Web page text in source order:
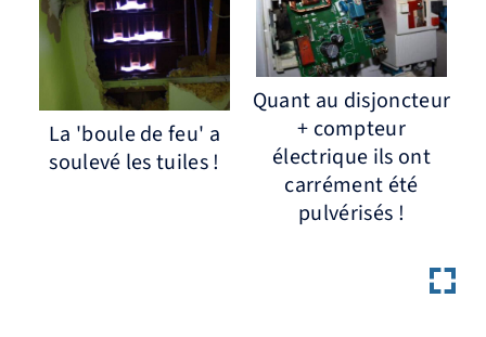
La 'boule de feu' a
soulevé les tuiles !
Quant au disjoncteur
+ compteur
électrique ils ont
carrément été
pulvérisés !